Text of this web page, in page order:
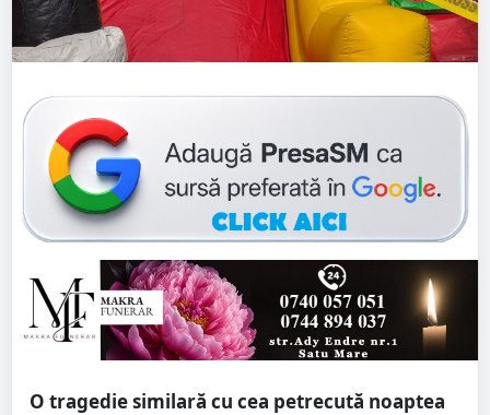
O tragedie similară cu cea petrecută noaptea